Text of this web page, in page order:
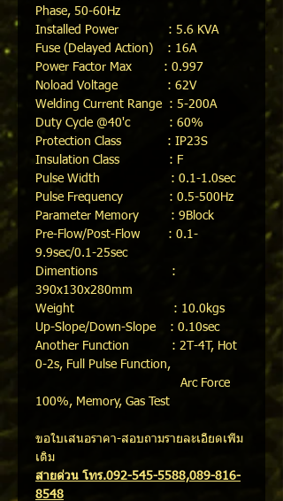
Phase, 50-60Hz
Installed Power : 5.6 KVA
Fuse (Delayed Action) : 16A
Power Factor Max : 0.997
Noload Voltage : 62V
Welding Current Range : 5-200A
Duty Cycle @40'c : 60%
Protection Class : IP23S
Insulation Class : F
Pulse Width : 0.1-1.0sec
Pulse Frequency : 0.5-500Hz
Parameter Memory : 9Block
Pre-Flow/Post-Flow : 0.1-
9.9sec/0.1-25sec
Dimentions :
390x130x280mm
Weight : 10.0kgs
Up-Slope/Down-Slope : 0.10sec
Another Function : 2T-4T, Hot
0-2s, Full Pulse Function,
Arc Force
100%, Memory, Gas Test
ขอใบเสนอราคา-สอบถามรายละเอียดเพิ่ม
เติม
สายด่วน โทร.092-545-5588,089-816-
8548